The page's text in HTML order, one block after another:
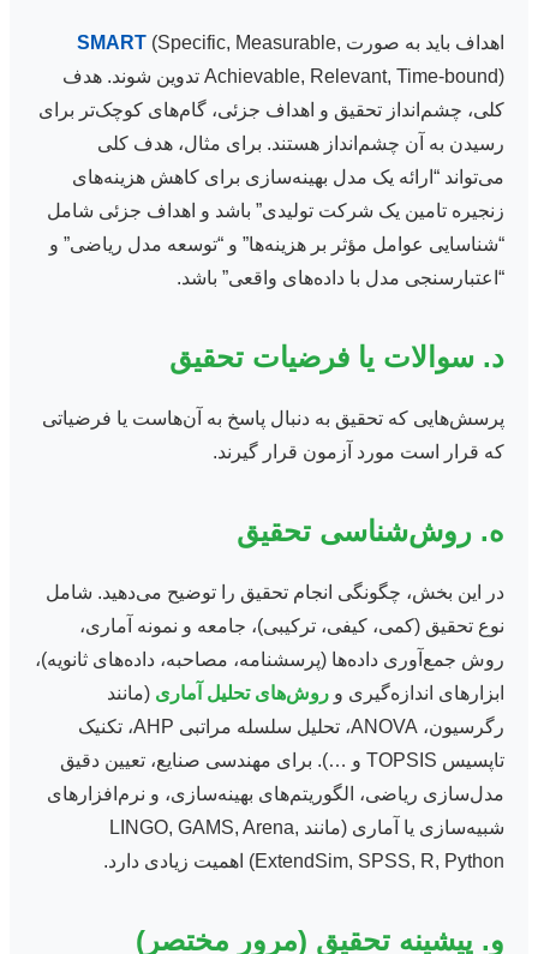
اهداف باید به صورت SMART (Specific, Measurable,
Achievable, Relevant, Time-bound) تدوین شوند. هدف
کلی، چشم‌انداز تحقیق و اهداف جزئی، گام‌های کوچک‌تر برای
رسیدن به آن چشم‌انداز هستند. برای مثال، هدف کلی
می‌تواند “ارائه یک مدل بهینه‌سازی برای کاهش هزینه‌های
زنجیره تامین یک شرکت تولیدی” باشد و اهداف جزئی شامل
“شناسایی عوامل مؤثر بر هزینه‌ها” و “توسعه مدل ریاضی” و
“اعتبارسنجی مدل با داده‌های واقعی” باشد.
د. سوالات یا فرضیات تحقیق
پرسش‌هایی که تحقیق به دنبال پاسخ به آن‌هاست یا فرضیاتی
که قرار است مورد آزمون قرار گیرند.
ه. روش‌شناسی تحقیق
در این بخش، چگونگی انجام تحقیق را توضیح می‌دهید. شامل
نوع تحقیق (کمی، کیفی، ترکیبی)، جامعه و نمونه آماری،
روش جمع‌آوری داده‌ها (پرسشنامه، مصاحبه، داده‌های ثانویه)،
ابزارهای اندازه‌گیری و روش‌های تحلیل آماری (مانند
رگرسیون، ANOVA، تحلیل سلسله مراتبی AHP، تکنیک
تاپسیس TOPSIS و …). برای مهندسی صنایع، تعیین دقیق
مدل‌سازی ریاضی، الگوریتم‌های بهینه‌سازی، و نرم‌افزارهای
شبیه‌سازی یا آماری (مانند LINGO, GAMS, Arena,
ExtendSim, SPSS, R, Python) اهمیت زیادی دارد.
و. پیشینه تحقیق (مرور مختصر)